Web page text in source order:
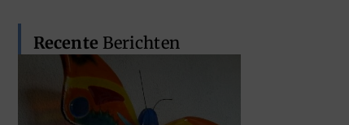
Recente Berichten